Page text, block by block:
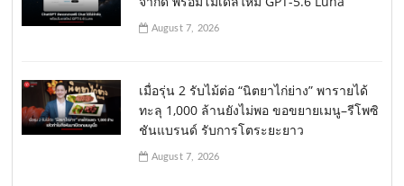
August 7, 2026
เมื่อรุ่น 2 รับไม้ต่อ “นิตยาไก่ย่าง” พารายได้
ทะลุ 1,000 ล้านยังไม่พอ ขอขยายเมนู–รีโพซิ
ชันแบรนด์ รับการโตระยะยาว
August 7, 2026